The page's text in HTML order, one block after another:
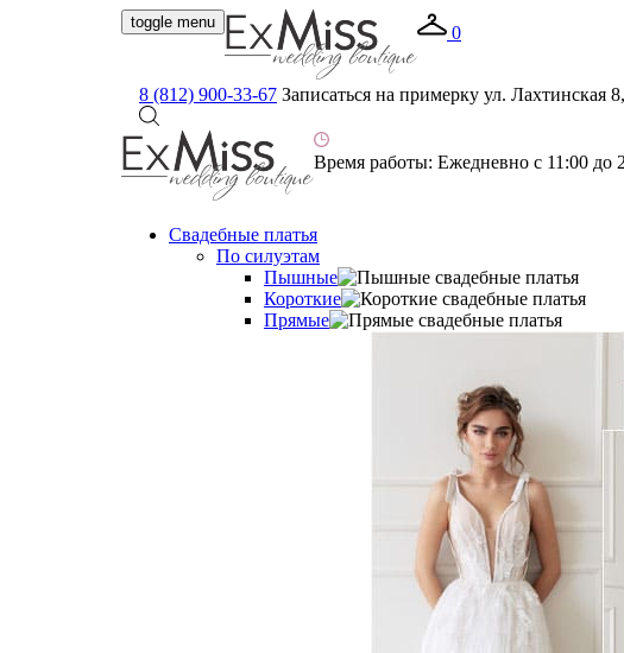
toggle menu
0
8 (812) 900-33-67 Записаться на примерку ул. Лахтинская
Время работы: Ежедневно с 11:00 до
Свадебные платья
По силуэтам
Пышные
Короткие
Прямые